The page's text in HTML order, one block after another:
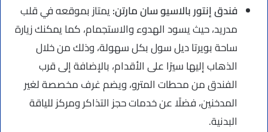
فندق إنتور بالاسيو سان مارتن:يمتاز بموقعه في قلب
مدريد، حيث يسود الهدوء والاستجمام، كما يمكنك زيارة
ساحة بويرتا ديل سول بكل سهولة، وذلك من خلال
الذهاب إليها سيرًا على الأقدام، بالإضافة إلى قرب
الفندق من محطات المترو، ويضم غرف مخصصة لغير
المدخنين، فضلًا عن خدمات حجز التذاكر ومركز للياقة
البدنية.